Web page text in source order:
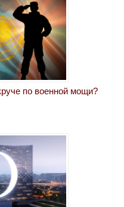
по военной мощи?